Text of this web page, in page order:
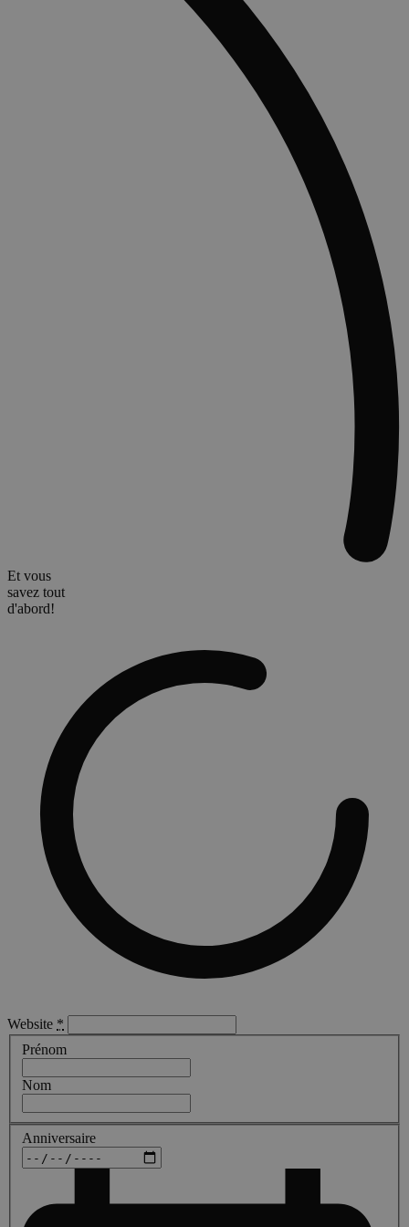
Et vous
savez tout
d'abord!
Website *
Prénom
Nom
Anniversaire